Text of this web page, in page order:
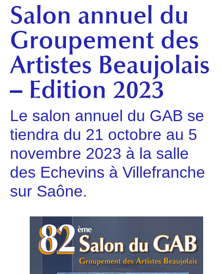
Salon annuel du
Groupement des
Artistes Beaujolais
– Edition 2023
Le salon annuel du GAB se
tiendra du 21 octobre au 5
novembre 2023 à la salle
des Echevins à Villefranche
sur Saône.